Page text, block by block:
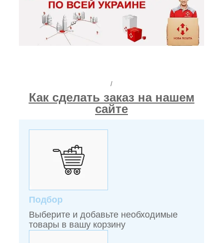
/
Как сделать заказ на нашем
сайте
Подбор
Выберите и добавьте необходимые
товары в вашу корзину